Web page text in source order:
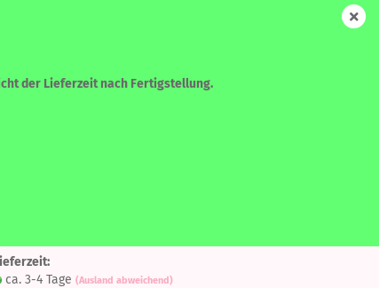
0,00 EUR
der Lieferzeit nach Fertigstellung.
den
ca. 3-4 Tage (Ausland abweichend)